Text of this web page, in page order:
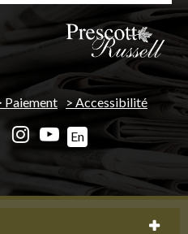
Paiement Accessibilité
En